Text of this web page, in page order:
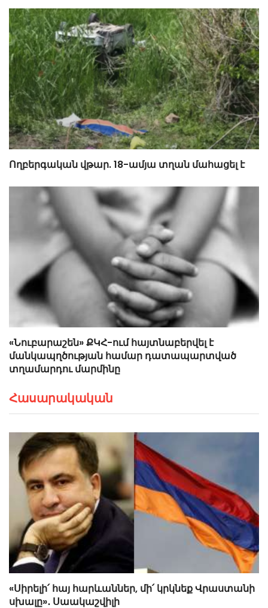
Ողբերգական վթար. 18-ամյա տղան մահացել է
«Նուբարաշեն» ՔԿՀ-ում հայտնաբերվել է
մանկապղծության համար դատապարտված
տղամարդու մարմինը
Հասարակական
«Սիրելի՛ հայ հարևաններ, մի՛ կրկնեք Վրաստանի
սխալը»․ Սաակաշվիլի